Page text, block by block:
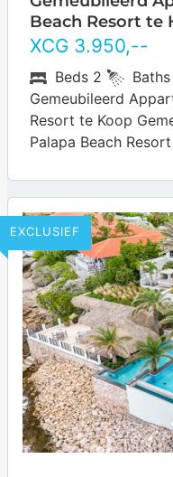
Beach Resort te
XCG 3.950,--
Beds 2 Baths
Gemeubileerd
Resort te Koop
Palapa Beach
Resort is een
Curaçao, gelegen
EXCLUSIEF